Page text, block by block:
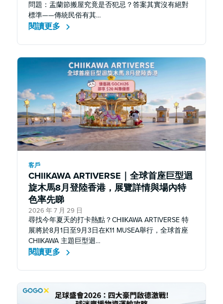
問題：盂蘭節搬屋究竟是否犯忌？答案其實沒有絕對
標準——傳統民俗有其…
閱讀更多
客戶
CHIIKAWA ARTIVERSE｜全球首座巨型迴
旋木馬8月登陸香港，展覽詳情與場內特
色率先睇
2026 年 7 月 29 日
尋找今年夏天的打卡熱點？CHIIKAWA ARTIVERSE 特
展將於8月1日至9月3日在K11 MUSEA舉行，全球首座
CHIIKAWA 主題巨型迴…
閱讀更多